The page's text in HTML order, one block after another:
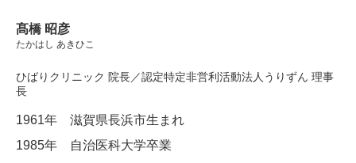
髙橋 昭彦
たかはし あきひこ
ひばりクリニック 院長／認定特定非営利活動法人うりずん 理事
長
1961年 滋賀県長浜市生まれ
1985年 自治医科大学卒業